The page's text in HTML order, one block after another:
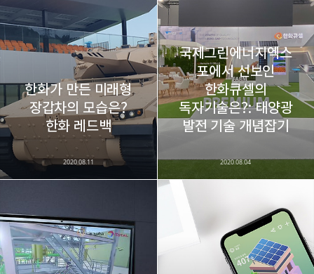
다방면의 깊은 관심과 얕은 이해도를 갖춘 보편적
비주류이자 진화하는 영원한 주변인.
구독하기
구독하기 카카오톡
카카오스토리 밴드 네이버 블로그
한화가 만든 미래형
장갑차의 모습은?
한화 레드백
2020.08.11
국제그린에너지엑스
포에서 선보인
한화큐셀의
독자기술은?: 태양광
발전 기술 개념잡기
2020.08.04